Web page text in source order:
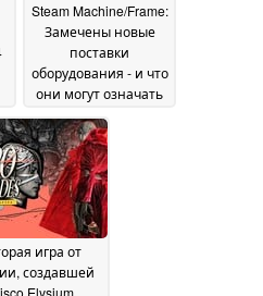
Steam Machine/Frame:
Замечены новые
поставки
оборудования - и что
они могут означать
22 May 2026
игра от
создавшей